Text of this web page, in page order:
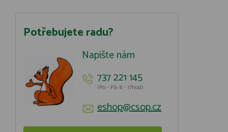
Potřebujete radu?
Napište nám
737 221 145
(Po - Pá: 8 - 17hod)
eshop@csop.cz